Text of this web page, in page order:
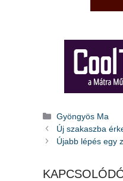
Kategória
Gyöngyös Ma
Új szakaszba
Újabb lépés egy